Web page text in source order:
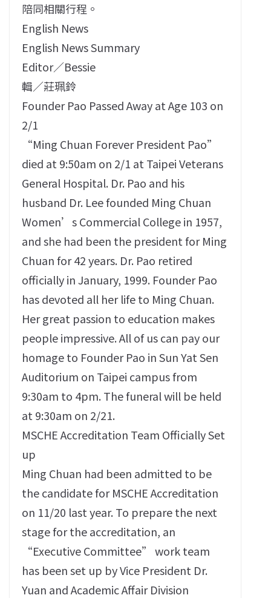
陪同相關行程。
English News
English News Summary
Editor／Bessie
輯／莊珮鈴
Founder Pao Passed Away at Age 103 on
2/1
“Ming Chuan Forever President Pao”
died at 9:50am on 2/1 at Taipei Veterans
General Hospital. Dr. Pao and his
husband Dr. Lee founded Ming Chuan
Women’s Commercial College in 1957,
and she had been the president for Ming
Chuan for 42 years. Dr. Pao retired
officially in January, 1999. Founder Pao
has devoted all her life to Ming Chuan.
Her great passion to education makes
people impressive. All of us can pay our
homage to Founder Pao in Sun Yat Sen
Auditorium on Taipei campus from
9:30am to 4pm. The funeral will be held
at 9:30am on 2/21.
MSCHE Accreditation Team Officially Set
up
Ming Chuan had been admitted to be
the candidate for MSCHE Accreditation
on 11/20 last year. To prepare the next
stage for the accreditation, an
“Executive Committee” work team
has been set up by Vice President Dr.
Yuan and Academic Affair Division